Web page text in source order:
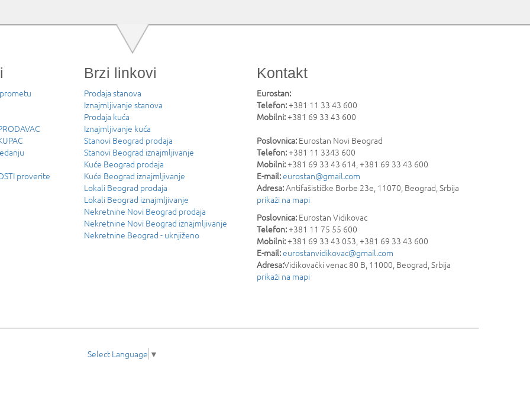
proverite
Brzi linkovi
Prodaja stanova
Iznajmljivanje stanova
Prodaja kuća
Iznajmljivanje kuća
Stanovi Beograd prodaja
Stanovi Beograd iznajmljivanje
Kuće Beograd prodaja
Kuće Beograd iznajmljivanje
Lokali Beograd prodaja
Lokali Beograd iznajmljivanje
Nekretnine Novi Beograd prodaja
Nekretnine Novi Beograd iznajmljivanje
Nekretnine Beograd - uknjiženo
Kontakt
Eurostan:
Telefon:+381 11 33 43 600
Mobilni:+381 69 33 43 600
Poslovnica: Eurostan Novi Beograd
Telefon:+381 11 3343 600
Mobilni:+381 69 33 43 614, +381 69 33 43 600
E-mail:eurostan@gmail.com
Adresa:Antifašističke Borbe 23e, 11070, Beograd,Srbija
prikaži na mapi
Poslovnica: Eurostan Vidikovac
Telefon:+381 11 75 55 600
Mobilni:+381 69 33 43 053, +381 69 33 43 600
E-mail:eurostanvidikovac@gmail.com
Adresa:Vidikovački venac 80 B, 11000, Beograd,Srbija
prikaži na mapi
Select Language ▼